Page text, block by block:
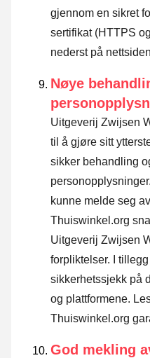
gjennom en sikret
sertifikat (HTTPS
nederst på
Nøye
Uitgeverij Zwijsen
til å gjøre sitt
sikker behandling
kunne melde seg
Thuiswinkel.org
Uitgeverij Zwijsen
forpliktelser. I
sikkerhetssjekk på
og plattformene.
Thuiswinkel.org
God mekling